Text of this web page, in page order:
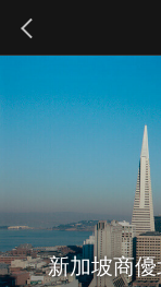
新加坡商